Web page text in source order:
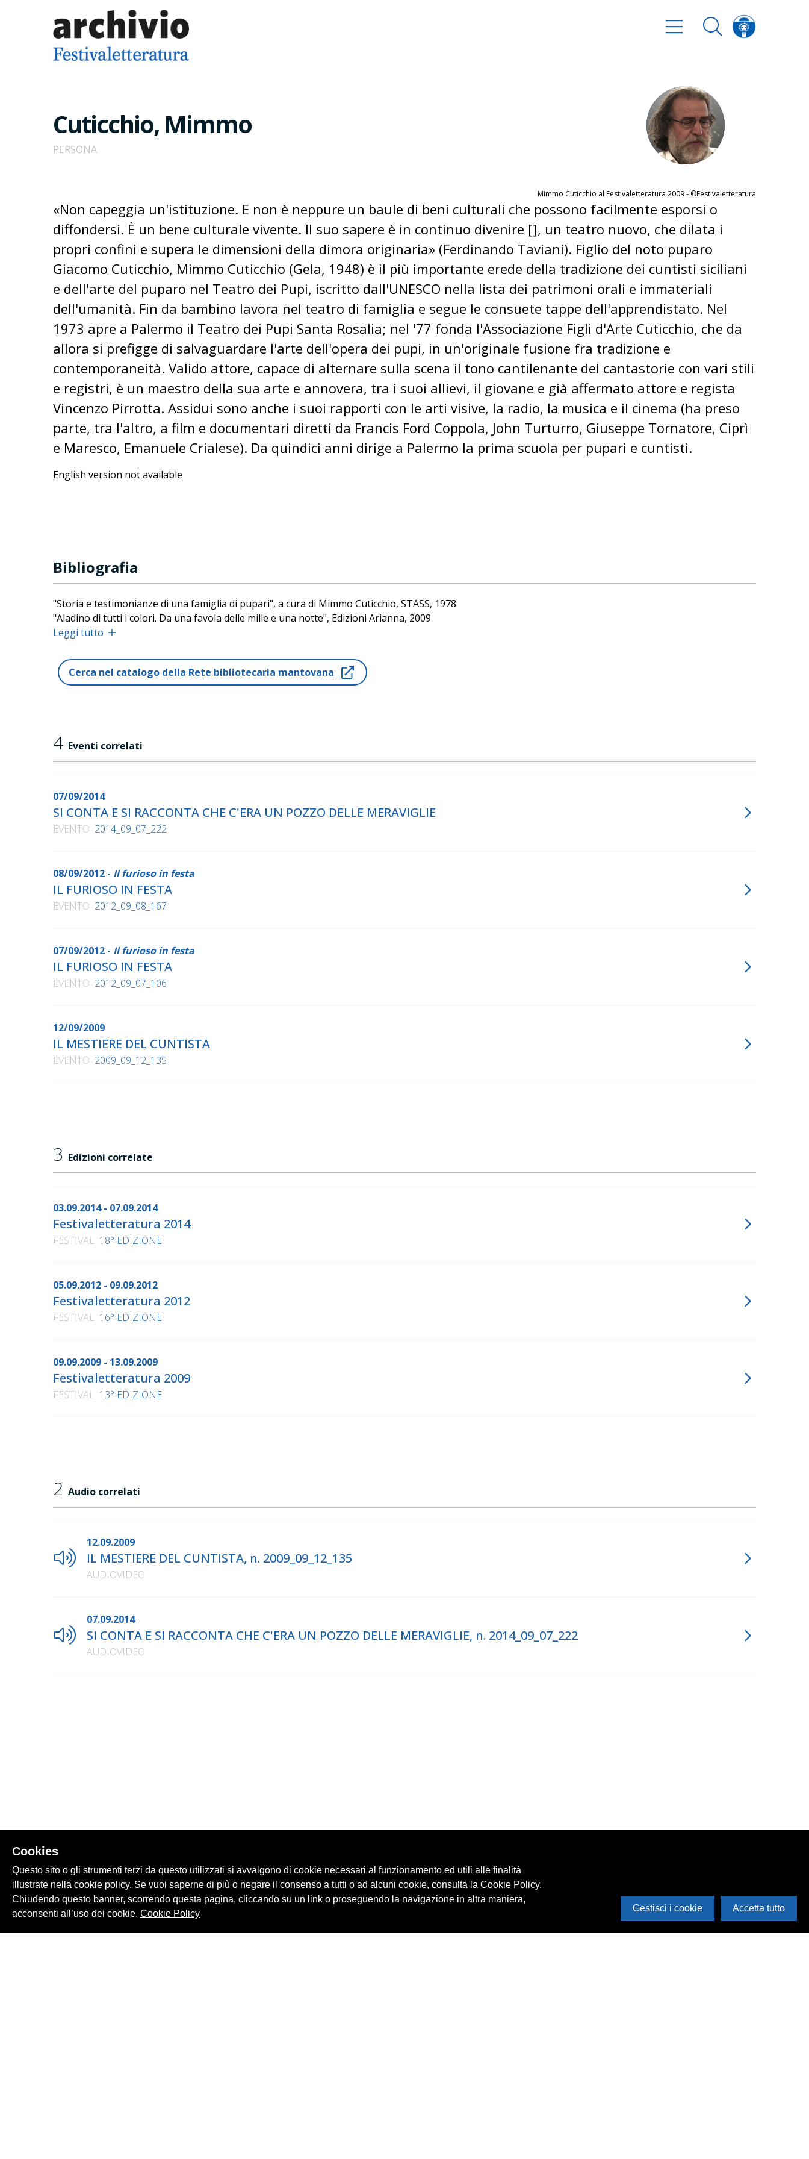
Cuticchio, Mimmo
PERSONA
Mimmo Cuticchio al Festivaletteratura 2009 - ©Festivaletteratura
«Non capeggia un'istituzione. E non è neppure un baule di beni culturali che possono facilmente esporsi o
diffondersi. È un bene culturale vivente. Il suo sapere è in continuo divenire [], un teatro nuovo, che dilata i
propri confini e supera le dimensioni della dimora originaria» (Ferdinando Taviani). Figlio del noto puparo
Giacomo Cuticchio, Mimmo Cuticchio (Gela, 1948) è il più importante erede della tradizione dei cuntisti siciliani
e dell'arte del puparo nel Teatro dei Pupi, iscritto dall'UNESCO nella lista dei patrimoni orali e immateriali
dell'umanità. Fin da bambino lavora nel teatro di famiglia e segue le consuete tappe dell'apprendistato. Nel
1973 apre a Palermo il Teatro dei Pupi Santa Rosalia; nel '77 fonda l'Associazione Figli d'Arte Cuticchio, che da
allora si prefigge di salvaguardare l'arte dell'opera dei pupi, in un'originale fusione fra tradizione e
contemporaneità. Valido attore, capace di alternare sulla scena il tono cantilenante del cantastorie con vari stili
e registri, è un maestro della sua arte e annovera, tra i suoi allievi, il giovane e già affermato attore e regista
Vincenzo Pirrotta. Assidui sono anche i suoi rapporti con le arti visive, la radio, la musica e il cinema (ha preso
parte, tra l'altro, a film e documentari diretti da Francis Ford Coppola, John Turturro, Giuseppe Tornatore, Ciprì
e Maresco, Emanuele Crialese). Da quindici anni dirige a Palermo la prima scuola per pupari e cuntisti.
English version not available
Bibliografia
"Storia e testimonianze di una famiglia di pupari", a cura di Mimmo Cuticchio, STASS, 1978
"Aladino di tutti i colori. Da una favola delle mille e una notte", Edizioni Arianna, 2009
"La nuova vita di un mestiere antico. In viaggio con l'Opera dei Pupi e il Cunto", Liguori, 2010 (2011)
Leggi tutto
Cerca nel catalogo della Rete bibliotecaria mantovana
4 Eventi correlati
07/09/2014
SI CONTA E SI RACCONTA CHE C'ERA UN POZZO DELLE MERAVIGLIE
EVENTO 2014_09_07_222
08/09/2012 - Il furioso in festa
IL FURIOSO IN FESTA
EVENTO 2012_09_08_167
07/09/2012 - Il furioso in festa
IL FURIOSO IN FESTA
EVENTO 2012_09_07_106
12/09/2009
IL MESTIERE DEL CUNTISTA
EVENTO 2009_09_12_135
3 Edizioni correlate
03.09.2014 - 07.09.2014
Festivaletteratura 2014
FESTIVAL 18° EDIZIONE
05.09.2012 - 09.09.2012
Festivaletteratura 2012
FESTIVAL 16° EDIZIONE
09.09.2009 - 13.09.2009
Festivaletteratura 2009
FESTIVAL 13° EDIZIONE
2 Audio correlati
12.09.2009
IL MESTIERE DEL CUNTISTA, n. 2009_09_12_135
AUDIOVIDEO
07.09.2014
SI CONTA E SI RACCONTA CHE C'ERA UN POZZO DELLE MERAVIGLIE, n. 2014_09_07_222
AUDIOVIDEO
Cookies
Questo sito o gli strumenti terzi da questo utilizzati si avvalgono di cookie necessari al funzionamento ed utili alle finalità
illustrate nella cookie policy. Se vuoi saperne di più o negare il consenso a tutti o ad alcuni cookie, consulta la Cookie Policy.
Chiudendo questo banner, scorrendo questa pagina, cliccando su un link o proseguendo la navigazione in altra maniera,
acconsenti all’uso dei cookie. Cookie Policy
Gestisci i cookie Accetta tutto